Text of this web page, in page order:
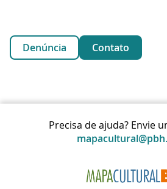
Denúncia Contato
Precisa de ajuda? Envie